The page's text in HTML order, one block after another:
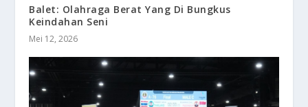
Balet: Olahraga Berat Yang Di Bungkus
Keindahan Seni
Mei 12, 2026